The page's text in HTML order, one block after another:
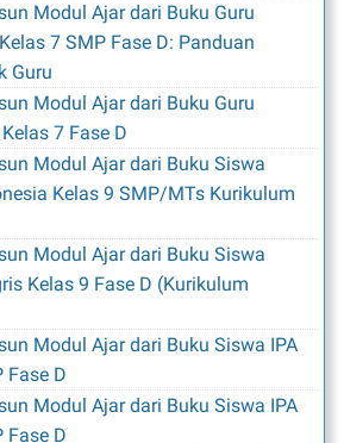
Modul Ajar dari Buku Guru
7 SMP Fase D: Panduan
Guru
Modul Ajar dari Buku Guru
7 Fase D
Modul Ajar dari Buku Siswa
Kelas 9 SMP/MTs Kurikulum
Modul Ajar dari Buku Siswa
Kelas 9 Fase D (Kurikulum
Modul Ajar dari Buku Siswa IPA
Fase D
Modul Ajar dari Buku Siswa IPA
Fase D